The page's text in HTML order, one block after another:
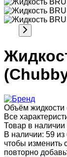
Объём жидкости
Все
Товар в наличии
В наличии: 59 из
чтобы изменить
повторно